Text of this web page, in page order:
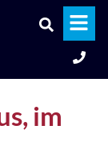
mit Dr.
im